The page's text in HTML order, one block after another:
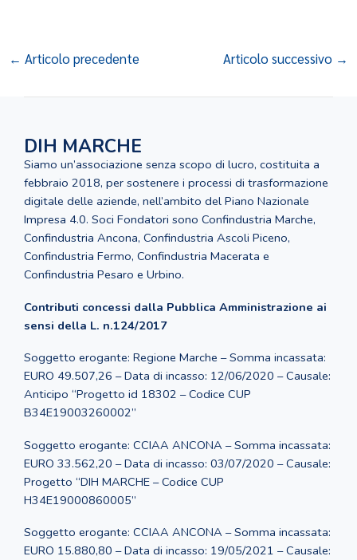
← Articolo precedente Articolo successivo →
DIH MARCHE
Siamo un’associazione senza scopo di lucro, costituita a
febbraio 2018, per sostenere i processi di trasformazione
digitale delle aziende, nell’ambito del Piano Nazionale
Impresa 4.0. Soci Fondatori sono Confindustria Marche,
Confindustria Ancona, Confindustria Ascoli Piceno,
Confindustria Fermo, Confindustria Macerata e
Confindustria Pesaro e Urbino.
Contributi concessi dalla Pubblica Amministrazione ai
sensi della L. n.124/2017
Soggetto erogante: Regione Marche – Somma incassata:
EURO 49.507,26 – Data di incasso: 12/06/2020 – Causale:
Anticipo “Progetto id 18302 – Codice CUP
B34E19003260002”
Soggetto erogante: CCIAA ANCONA – Somma incassata:
EURO 33.562,20 – Data di incasso: 03/07/2020 – Causale:
Progetto “DIH MARCHE – Codice CUP
H34E19000860005”
Soggetto erogante: CCIAA ANCONA – Somma incassata:
EURO 15.880,80 – Data di incasso: 19/05/2021 – Causale: